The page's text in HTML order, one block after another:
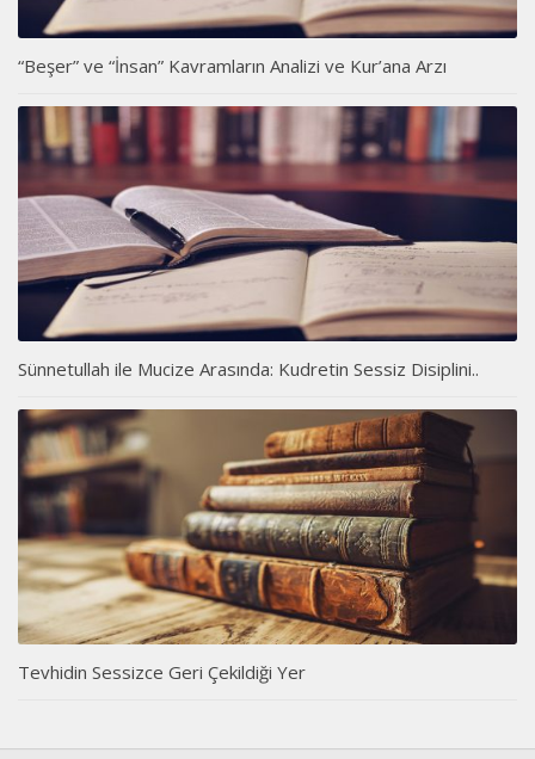
“Beşer” ve “İnsan” Kavramların Analizi ve Kur’ana Arzı
Sünnetullah ile Mucize Arasında: Kudretin Sessiz Disiplini..
Tevhidin Sessizce Geri Çekildiği Yer